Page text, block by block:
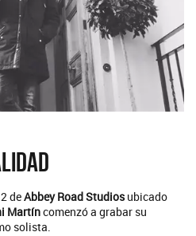
deAbbey Road Studiosubicado
Martíncomenzó a grabar su
solista.